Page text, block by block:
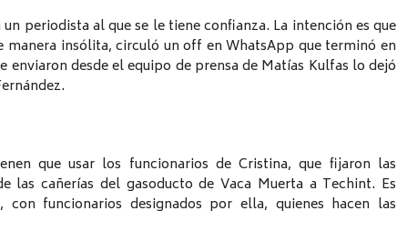
periodista al que se le tiene confianza. La intención es que
manera insólita, circuló un off en WhatsApp que terminó en
enviaron desde el equipo de prensa de Matías Kulfas lo dejó
que usar los funcionarios de Cristina, que fijaron las
las cañerías del gasoducto de Vaca Muerta a Techint. Es
con funcionarios designados por ella, quienes hacen las